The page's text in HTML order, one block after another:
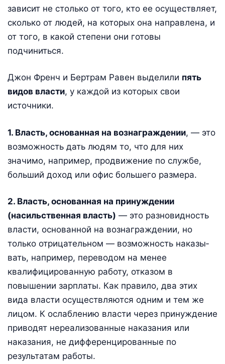
зависит не столько от того, кто ее осуществляет,
сколько от людей, на которых она направлена, и
от того, в какой степени они готовы
подчиниться.
Джон Френч и Бертрам Равен выделили пять
видов власти, у каждой из которых свои
источники.
1. Власть, основанная на вознаграждении, — это
возможность дать людям то, что для них
значимо, например, продвижение по службе,
больший доход или офис большего размера.
2. Власть, основанная на принуждении
(насильственная власть) — это разновидность
власти, основанной на вознаграждении, но
только отрицательном — возможность наказы­
вать, например, переводом на менее
квалифицированную работу, отказом в
повышении зарплаты. Как правило, два этих
вида власти осуществляются одним и тем же
лицом. К ослаблению власти через принуждение
приводят нереализованные наказания или
наказания, не дифференцированные по
результатам работы.